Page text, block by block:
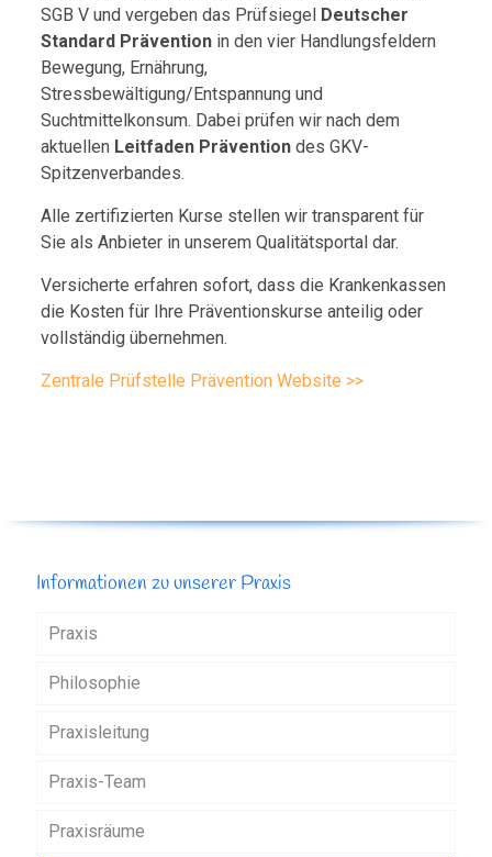
SGB V und vergeben das Prüfsiegel Deutscher
Standard Präventionin den vier Handlungsfeldern
Bewegung, Ernährung,
Stressbewältigung/Entspannung und
Suchtmittelkonsum. Dabei prüfen wir nach dem
aktuellen Leitfaden Präventiondes GKV-
Spitzenverbandes.
Alle zertifizierten Kurse stellen wir transparent für
Sie als Anbieter in unserem Qualitätsportal dar.
Versicherte erfahren sofort, dass die Krankenkassen
die Kosten für Ihre Präventionskurse anteilig oder
vollständig übernehmen.
Zentrale Prüfstelle Prävention Website >>
Informationen zu unserer Praxis
Praxis
Philosophie
Praxisleitung
Praxis-Team
Praxisräume